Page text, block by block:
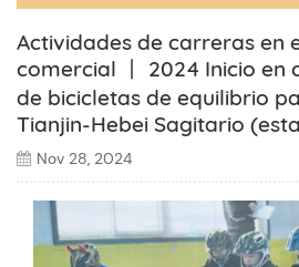
Actividades de carreras en
comercial 丨 2024 Inicio en
de bicicletas de equilibrio
Tianjin-Hebei Sagitario
Nov 28, 2024